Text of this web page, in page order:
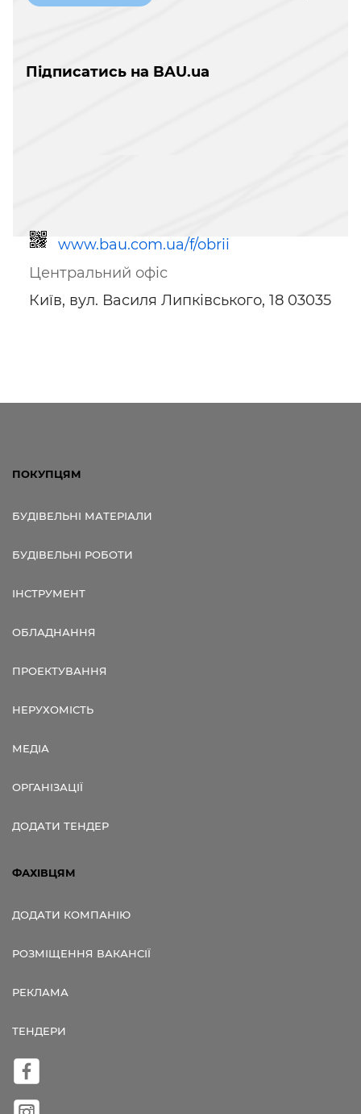
Підписатись на BAU.ua
www.bau.com.ua/f/obrii
Центральний офіс
Київ, вул. Василя Липківського, 18 03035
ПОКУПЦЯМ
БУДІВЕЛЬНІ МАТЕРІАЛИ
БУДІВЕЛЬНІ РОБОТИ
ІНСТРУМЕНТ
ОБЛАДНАННЯ
ПРОЕКТУВАННЯ
НЕРУХОМІСТЬ
МЕДІА
ОРГАНІЗАЦІЇ
ДОДАТИ ТЕНДЕР
ФАХІВЦЯМ
ДОДАТИ КОМПАНІЮ
РОЗМІЩЕННЯ ВАКАНСІЇ
РЕКЛАМА
ТЕНДЕРИ